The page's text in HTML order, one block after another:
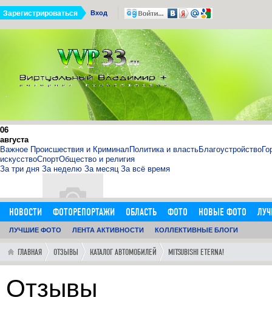
Вход
Зарегистрироваться
06
августа
Важное Происшествия и КриминалПолитика и властьБлагоустройство
искусствоСпортОбщество и религия
За три дня За неделю За месяц За всё время
11:14:00
http://sosna.kiev.ua - искуственная ёлка - нечно
Как я выбрал искусственную елку 1,8 м в инернет-магазине
НОВОСТИ ФОТОРЕПОРТАЖИ ОБЛАСТЬ ФОТО НОВЫЕ ФОТО
ОБЪЯВЛЕНИЯ
ДОБАВИТЬ ОБЪЯВЛЕНИЕ ЛЮДИ ФОРУМ ГОРОД
ЛУЧШИЕ ФОТО ЛЕНТА АКТИВНОСТИ КОЛЛЕКТИВНЫЕ БЛОГИ
ГЛАВНАЯ ОТЗЫВЫ КАТАЛОГ АВТОМОБИЛЕЙ MITSUBISHI ETERNA!
Отзывы